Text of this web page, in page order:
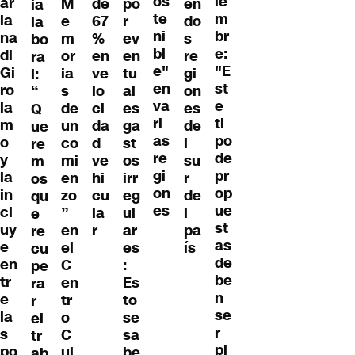
ia
na
di
Gi
ro
la
m
o
y
la
in
cl
uy
e
en
tr
e
la
s
ia
la
bo
ra
l:
“
Q
ue
re
m
os
qu
e
re
cu
pe
ra
r
el
tr
e
m
or
ia
s
de
un
co
mi
en
zo
”
en
el
C
en
tr
o
C
67
%
en
ve
lo
ci
da
d
ve
hi
cu
la
r
r
ev
en
tu
al
es
ga
st
os
irr
eg
ul
ar
es
:
Es
to
se
sa
te
ni
bl
e"
en
va
ri
as
re
gi
on
es
do
s
re
gi
on
es
de
l
su
r
de
l
pa
ís
m
br
e:
"E
st
e
ti
po
de
pr
op
ue
st
as
de
be
n
se
r
pl